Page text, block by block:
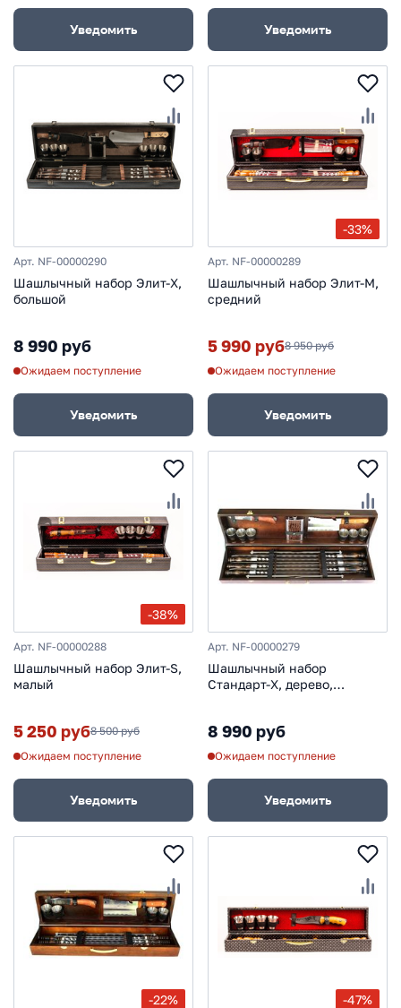
Уведомить Уведомить
Арт. NF-00000290
Шашлычный набор Элит-Х,
большой
8 990 руб
Ожидаем поступление
Уведомить
-33%
Арт. NF-00000289
Шашлычный набор Элит-М,
средний
5 990 руб8 950 руб
Ожидаем поступление
Уведомить
-38%
Арт. NF-00000288
Шашлычный набор Элит-S,
малый
5 250 руб8 500 руб
Ожидаем поступление
Уведомить
Арт. NF-00000279
Шашлычный набор
Стандарт-Х, дерево,
8 990 руб
Ожидаем поступление
Уведомить
-22% -47%